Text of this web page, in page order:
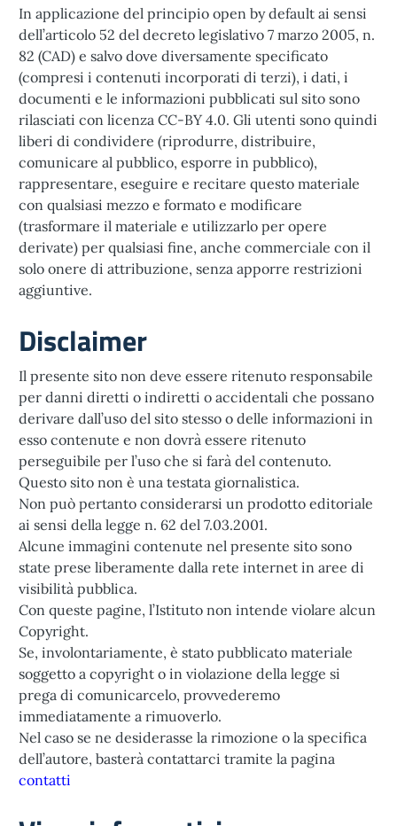
In applicazione del principio open by default ai sensi
dell’articolo 52 del decreto legislativo 7 marzo 2005, n.
82 (CAD) e salvo dove diversamente specificato
(compresi i contenuti incorporati di terzi), i dati, i
documenti e le informazioni pubblicati sul sito sono
rilasciati con licenza CC-BY 4.0. Gli utenti sono quindi
liberi di condividere (riprodurre, distribuire,
comunicare al pubblico, esporre in pubblico),
rappresentare, eseguire e recitare questo materiale
con qualsiasi mezzo e formato e modificare
(trasformare il materiale e utilizzarlo per opere
derivate) per qualsiasi fine, anche commerciale con il
solo onere di attribuzione, senza apporre restrizioni
aggiuntive.
Disclaimer
Il presente sito non deve essere ritenuto responsabile
per danni diretti o indiretti o accidentali che possano
derivare dall’uso del sito stesso o delle informazioni in
esso contenute e non dovrà essere ritenuto
perseguibile per l’uso che si farà del contenuto.
Questo sito non è una testata giornalistica.
Non può pertanto considerarsi un prodotto editoriale
ai sensi della legge n. 62 del 7.03.2001.
Alcune immagini contenute nel presente sito sono
state prese liberamente dalla rete internet in aree di
visibilità pubblica.
Con queste pagine, l’Istituto non intende violare alcun
Copyright.
Se, involontariamente, è stato pubblicato materiale
soggetto a copyright o in violazione della legge si
prega di comunicarcelo, provvederemo
immediatamente a rimuoverlo.
Nel caso se ne desiderasse la rimozione o la specifica
dell’autore, basterà contattarci tramite la pagina
contatti